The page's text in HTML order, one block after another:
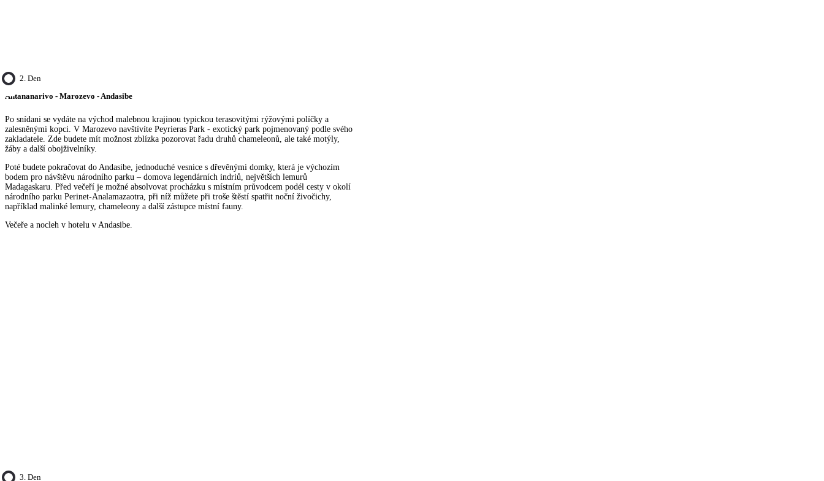
2. Den
Antananarivo - Marozevo - Andasibe
Po snídani se vydáte na východ malebnou krajinou typickou terasovitými rýžovými políčky a
zalesněnými kopci. V Marozevo navštívíte Peyrieras Park - exotický park pojmenovaný podle svého
zakladatele. Zde budete mít možnost zblízka pozorovat řadu druhů chameleonů, ale také motýly,
žáby a další obojživelníky.
Poté budete pokračovat do Andasibe, jednoduché vesnice s dřevěnými domky, která je výchozím
bodem pro návštěvu národního parku – domova legendárních indriů, největších lemurů
Madagaskaru. Před večeří je možné absolvovat procházku s místním průvodcem podél cesty v okolí
národního parku Perinet-Analamazaotra, při níž můžete při troše štěstí spatřit noční živočichy,
například malinké lemury, chameleony a další zástupce místní fauny.
Večeře a nocleh v hotelu v Andasibe.
3. Den